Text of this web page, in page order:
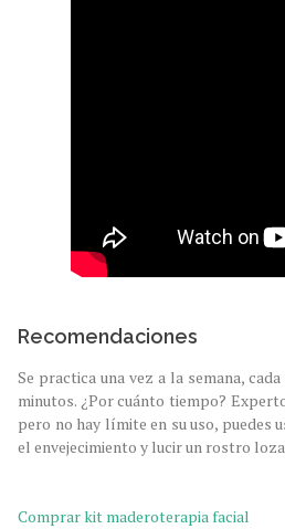
Recomendaciones
Se practica una vez a la semana,
minutos. ¿Por cuánto tiempo?
pero no hay límite en su uso, puedes
el envejecimiento y lucir un rostro
Comprar kit maderoterapia facial